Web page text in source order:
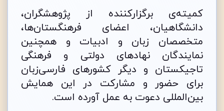
کمیته‌ی برگزارکننده از پژوهشگران،
دانشگاهیان، اعضای فرهنگستان‌ها،
متخصصان زبان و ادبیات و همچنین
نمایندگان نهادهای دولتی و فرهنگی
تاجیکستان و دیگر کشورهای فارسی‌زبان
برای حضور و مشارکت در این همایش
بین‌المللی دعوت به عمل آورده است.